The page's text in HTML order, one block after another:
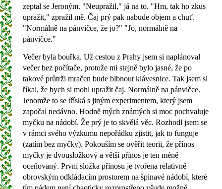
zeptal se Jeroným. "Neupražil," já na to. "Hm, tak ho zkus
upražit," zpražil mě. Čaj prý pak nabude objem a chuť.
"Normálně na pánvičce, že jo?" "Jo, normálně na
pánvičce."
Večer byla bouřka. Už cestou z Prahy jsem si naplánoval
večer bez počítače, protože mi stejně bylo jasné, že po
takové průtrži mračen bude blbnout klávesnice. Tak jsem si
říkal, že bych si mohl upražit čaj. Normálně na pánvičce.
Jenomže to se tříská s jiným experimentem, který jsem
započal nedávno. Hodně mých známých si moc pochvaluje
myčku na nádobí. Že prý je to skvělá věc. Rozhodl jsem se
v rámci svého výzkumu nepořádku zjistit, jak to funguje
(zatím bez myčky). Pokouším se ověřit teorii, že přínos
myčky je dvousložkový a větší přínos je ten méně
oceňovaný. První složka přínosu je tvořena relativně
obrovským odkládacím prostorem na špinavé nádobí, které